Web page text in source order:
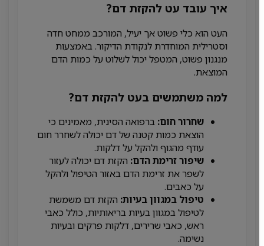
איך עובד עט להקזת דם?
העט הוא כלי פשוט אך יעיל, המורכב ממחט חדה
וסטרילית המוחדרת לנקודת הדיקור. באמצעות
מנגנון פשוט, המטפל יכול לשלוט על כמות הדם
המוצאת.
למה משתמשים בעט להקזת דם?
שחרור חום:ברפואה הסינית, מאמינים כי
הוצאת כמות קטנה של דם יכולה לשחרר חום
עודף מהגוף ולהקל על דלקות.
שיפור זרימת הדם:הקזת דם יכולה לעזור
לשפר את זרימת הדם באזור הטיפול ולהקל
על כאבים.
טיפול במגוון בעיות:הקזת דם משמשת
לטיפול במגוון בעיות בריאותיות, כולל כאבי
ראש, כאבי שרירים, דלקות פרקים ובעיות
נשימה.